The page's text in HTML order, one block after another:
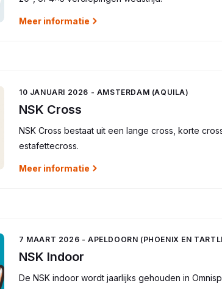
Meer informatie
10 JANUARI 2026 - AMSTERDAM (AQUILA)
NSK Cross
NSK Cross bestaat uit een lange cross, korte
estafettecross.
Meer informatie
7 MAART 2026 - APELDOORN (PHOENIX EN
NSK Indoor
De NSK indoor wordt jaarlijks gehouden in